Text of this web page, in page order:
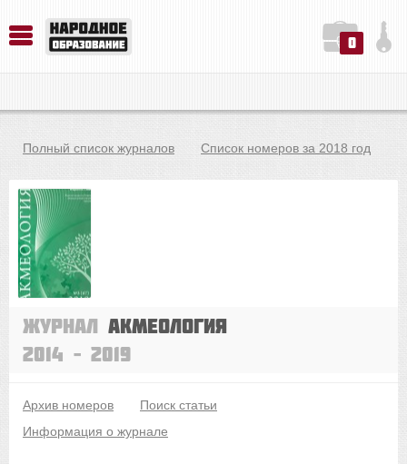
0
Полный список журналов Список номеров за 2018 год
Журнал Акмеология
2014 – 2019
Архив номеров
Поиск статьи
Информация о журнале